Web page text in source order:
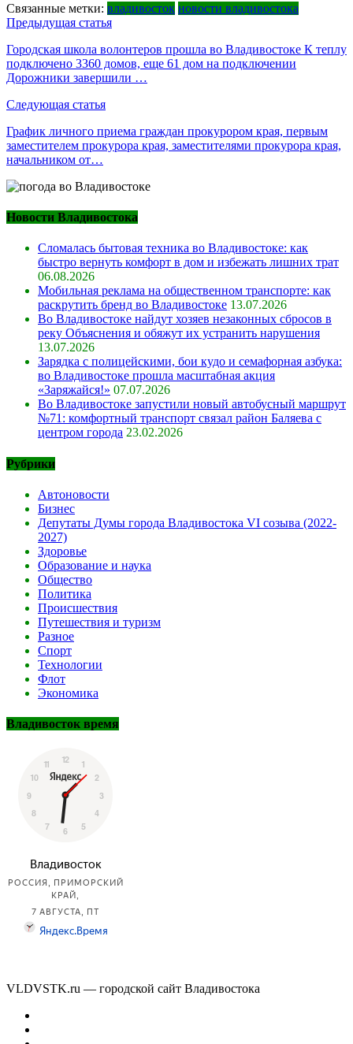
Связанные метки: владивосток новости владивостока
Навигация
по
записям
Предыдущая статья
Городская школа волонтеров прошла во Владивостоке К теплу
подключено 3360 домов, еще 61 дом на подключении
Дорожники завершили …
Следующая статья
График личного приема граждан прокурором края, первым
заместителем прокурора края, заместителями прокурора края,
начальником от…
Новости Владивостока
Сломалась бытовая техника во Владивостоке: как
быстро вернуть комфорт в дом и избежать лишних трат
06.08.2026
Мобильная реклама на общественном транспорте: как
раскрутить бренд во Владивостоке 13.07.2026
Во Владивостоке найдут хозяев незаконных сбросов в
реку Объяснения и обяжут их устранить нарушения
13.07.2026
Зарядка с полицейскими, бои кудо и семафорная азбука:
во Владивостоке прошла масштабная акция
«Заряжайся!» 07.07.2026
Во Владивостоке запустили новый автобусный маршрут
№71: комфортный транспорт связал район Баляева с
центром города 23.02.2026
Рубрики
Автоновости
Бизнес
Депутаты Думы города Владивостока VI созыва (2022-
2027)
Здоровье
Образование и наука
Общество
Политика
Происшествия
Путешествия и туризм
Разное
Спорт
Технологии
Флот
Экономика
Владивосток время
VLDVSTK.ru — городской сайт Владивостока